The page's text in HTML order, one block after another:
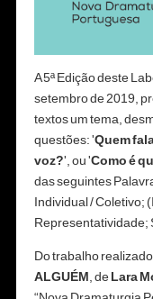
A 5ª Edição deste
setembro de 2019,
textos um tema,
questões: 'Quem
voz?', ou 'Como é
das seguintes
Individual / Coletivo;
Representatividade;
Do trabalho
ALGUÉM , deLara